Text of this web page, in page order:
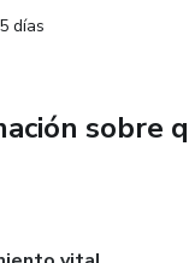
en tu día a día
días
sobre